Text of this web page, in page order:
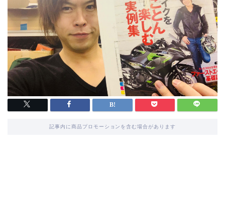
記事内に商品プロモーションを含む場合があります